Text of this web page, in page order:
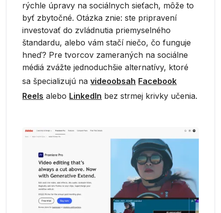
rýchle úpravy na sociálnych sieťach, môže to
byť zbytočné. Otázka znie: ste pripravení
investovať do zvládnutia priemyselného
štandardu, alebo vám stačí niečo, čo funguje
hneď? Pre tvorcov zameraných na sociálne
médiá zvážte jednoduchšie alternatívy, ktoré
sa špecializujú navideoobsah Facebook
Reels alebo LinkedIn bez strmej krivky učenia.